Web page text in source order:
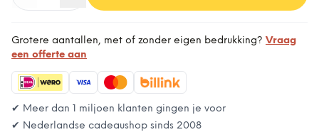
Grotere aantallen, met of zonder eigen bedrukking? Vraag
een offerte aan
✔ Meer dan 1 miljoen klanten gingen je voor
✔ Nederlandse cadeaushop sinds 2008